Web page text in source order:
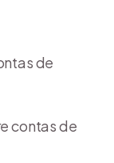
de
contas de